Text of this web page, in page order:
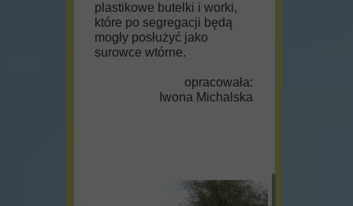
plastikowe butelki i worki,
które po segregacji będą
mogły posłużyć jako
surowce wtórne.
opracowała:
Iwona Michalska